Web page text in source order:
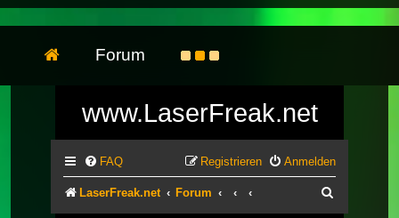
Forum
www.LaserFreak.net
FAQ Anmelden
Registrieren
LaserFreak.net Forum